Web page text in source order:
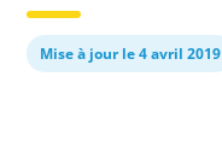
Mise à jour le 4 avril 2019